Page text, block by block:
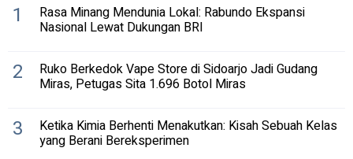
1 Rasa Minang Mendunia Lokal: Rabundo Ekspansi
Nasional Lewat Dukungan BRI
2 Ruko Berkedok Vape Store di Sidoarjo Jadi Gudang
Miras, Petugas Sita 1.696 Botol Miras
3 Ketika Kimia Berhenti Menakutkan: Kisah Sebuah Kelas
yang Berani Bereksperimen